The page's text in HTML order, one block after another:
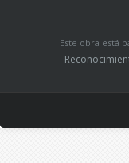
Este obra está